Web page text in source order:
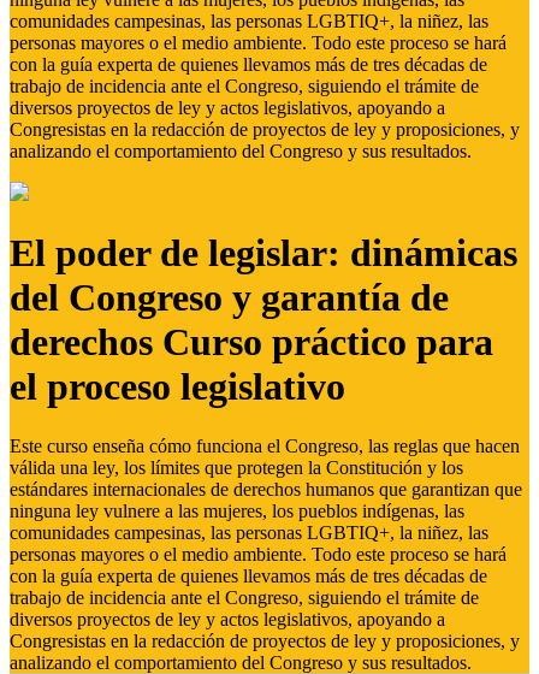
comunidades campesinas, las personas LGBTIQ+, la niñez, las
personas mayores o el medio ambiente. Todo este proceso se hará
con la guía experta de quienes llevamos más de tres décadas de
trabajo de incidencia ante el Congreso, siguiendo el trámite de
diversos proyectos de ley y actos legislativos, apoyando a
Congresistas en la redacción de proyectos de ley y proposiciones, y
analizando el comportamiento del Congreso y sus resultados.
El poder de legislar: dinámicas
del Congreso y garantía de
derechos Curso práctico para
el proceso legislativo
Este curso enseña cómo funciona el Congreso, las reglas que hacen
válida una ley, los límites que protegen la Constitución y los
estándares internacionales de derechos humanos que garantizan que
ninguna ley vulnere a las mujeres, los pueblos indígenas, las
comunidades campesinas, las personas LGBTIQ+, la niñez, las
personas mayores o el medio ambiente. Todo este proceso se hará
con la guía experta de quienes llevamos más de tres décadas de
trabajo de incidencia ante el Congreso, siguiendo el trámite de
diversos proyectos de ley y actos legislativos, apoyando a
Congresistas en la redacción de proyectos de ley y proposiciones, y
analizando el comportamiento del Congreso y sus resultados.